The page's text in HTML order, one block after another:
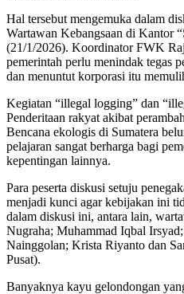
Hal tersebut mengemuka dalam
Wartawan Kebangsaan di Kantor
(21/1/2026). Koordinator FWK
pemerintah perlu menindak tegas
dan menuntut korporasi itu
Kegiatan “illegal logging” dan
Penderitaan rakyat akibat
Bencana ekologis di Sumatera
pelajaran sangat berharga bagi
kepentingan lainnya.
Para peserta diskusi setuju
menjadi kunci agar kebijakan ini
dalam diskusi ini, antara lain,
Nugraha; Muhammad Iqbal
Nainggolan; Krista Riyanto dan
Pusat).
Banyaknya kayu gelondongan